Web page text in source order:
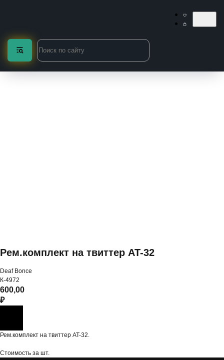
Рем.комплект на твиттер AT-32
Deaf Bonce
К-4972
600,00
₽
Рем.комплект на твиттер AT-32.
Стоимость за шт.